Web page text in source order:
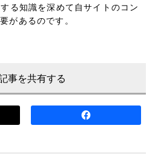
る知識を深めて自サイトのコン
があるのです。
事を共有する